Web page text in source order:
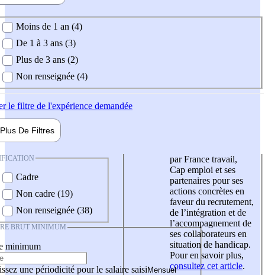
demandée
Moins de 1 an (4)
De 1 à 3 ans (3)
Plus de 3 ans (2)
Non renseignée (4)
le filtre de l'expérience demandée
Plus De Filtres
Cadre
Non cadre (19)
Non renseignée (38)
BRUT MINIMUM
minimum
une périodicité pour le salaire saisi
par France travail,
Cap emploi et ses
partenaires pour ses
actions concrètes en
faveur du recrutement,
de l’intégration et de
l’accompagnement de
ses collaborateurs en
situation de handicap.
Pour en savoir plus,
consultez cet article.